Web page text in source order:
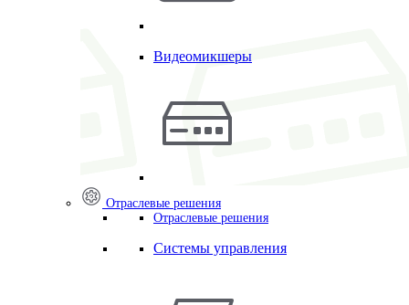
Видеомикшеры
Отраслевые решения
Отраслевые решения
Системы управления